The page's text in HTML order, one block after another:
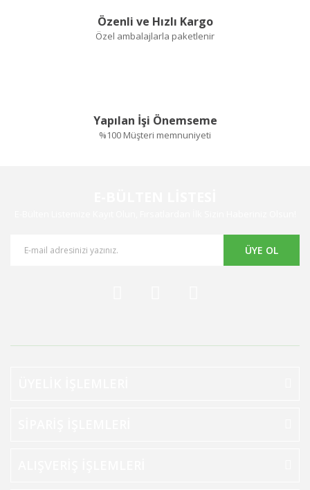
Özenli ve Hızlı Kargo
Özel ambalajlarla paketlenir
Yapılan İşi Önemseme
%100 Müşteri memnuniyeti
ÜYE OL